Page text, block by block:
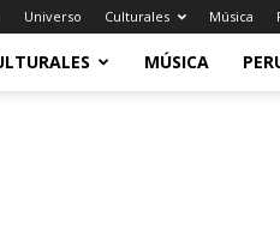
Universo Culturales Música
MÚSICA